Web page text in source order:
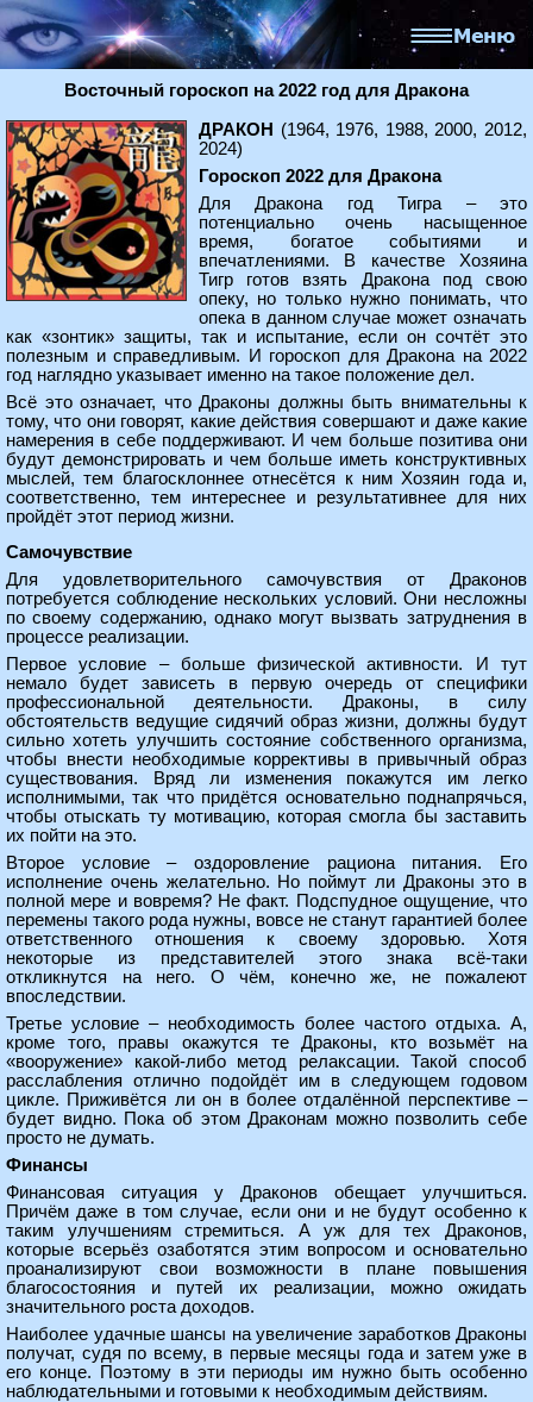
Восточный гороскоп на 2022 год для Дракона
ДРАКОН
(1964, 1976, 1988, 2000, 2012,
2024)
Гороскоп 2022 для Дракона
Для Дракона год Тигра – это
потенциально очень насыщенное
время, богатое событиями и
впечатлениями. В качестве Хозяина
Тигр готов взять Дракона под свою
опеку, но только нужно понимать, что
опека в данном случае может означать
как «зонтик» защиты, так и испытание, если он сочтёт это
полезным и справедливым. И гороскоп для Дракона на 2022
год наглядно указывает именно на такое положение дел.
Всё это означает, что Драконы должны быть внимательны к
тому, что они говорят, какие действия совершают и даже какие
намерения в себе поддерживают. И чем больше позитива они
будут демонстрировать и чем больше иметь конструктивных
мыслей, тем благосклоннее отнесётся к ним Хозяин года и,
соответственно, тем интереснее и результативнее для них
пройдёт этот период жизни.
Самочувствие
Для удовлетворительного самочувствия от Драконов
потребуется соблюдение нескольких условий. Они несложны
по своему содержанию, однако могут вызвать затруднения в
процессе реализации.
Первое условие – больше физической активности. И тут
немало будет зависеть в первую очередь от специфики
профессиональной деятельности. Драконы, в силу
обстоятельств ведущие сидячий образ жизни, должны будут
сильно хотеть улучшить состояние собственного организма,
чтобы внести необходимые коррективы в привычный образ
существования. Вряд ли изменения покажутся им легко
исполнимыми, так что придётся основательно поднапрячься,
чтобы отыскать ту мотивацию, которая смогла бы заставить
их пойти на это.
Второе условие – оздоровление рациона питания. Его
исполнение очень желательно. Но поймут ли Драконы это в
полной мере и вовремя? Не факт. Подспудное ощущение, что
перемены такого рода нужны, вовсе не станут гарантией более
ответственного отношения к своему здоровью. Хотя
некоторые из представителей этого знака всё-таки
откликнутся на него. О чём, конечно же, не пожалеют
впоследствии.
Третье условие – необходимость более частого отдыха. А,
кроме того, правы окажутся те Драконы, кто возьмёт на
«вооружение» какой-либо метод релаксации. Такой способ
расслабления отлично подойдёт им в следующем годовом
цикле. Приживётся ли он в более отдалённой перспективе –
будет видно. Пока об этом Драконам можно позволить себе
просто не думать.
Финансы
Финансовая ситуация у Драконов обещает улучшиться.
Причём даже в том случае, если они и не будут особенно к
таким улучшениям стремиться. А уж для тех Драконов,
которые всерьёз озаботятся этим вопросом и основательно
проанализируют свои возможности в плане повышения
благосостояния и путей их реализации, можно ожидать
значительного роста доходов.
Наиболее удачные шансы на увеличение заработков Драконы
получат, судя по всему, в первые месяцы года и затем уже в
его конце. Поэтому в эти периоды им нужно быть особенно
наблюдательными и готовыми к необходимым действиям.